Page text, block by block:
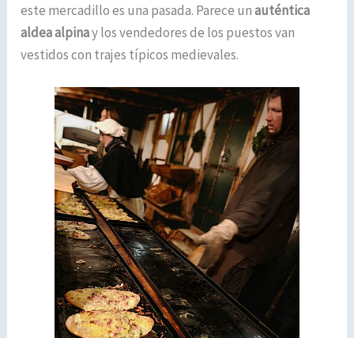
este mercadillo es una pasada. Parece unauténtica
aldea alpinay los vendedores de los puestos van
vestidos con trajes típicos medievales.